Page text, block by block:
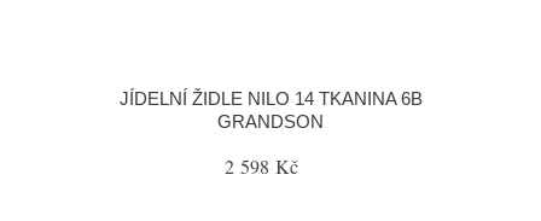
JÍDELNÍ ŽIDLE NILO 14 TKANINA 6B
GRANDSON
2 598 Kč